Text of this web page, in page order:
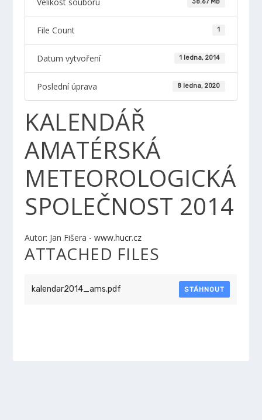
38.67 MB
File Count 1
Datum vytvoření 1 ledna, 2014
Poslední úprava 8 ledna, 2020
KALENDÁŘ
AMATÉRSKÁ
METEOROLOGICKÁ
SPOLEČNOST 2014
Autor: Jan Fišera -www.hucr.cz
ATTACHED FILES
kalendar2014_ams.pdf STÁHNOUT